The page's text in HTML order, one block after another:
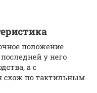
положение
у него
а с
схож по тактильным